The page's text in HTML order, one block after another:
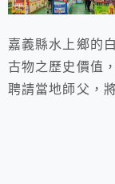
嘉義縣水上鄉的
古物之歷史價值
聘請當地師父，